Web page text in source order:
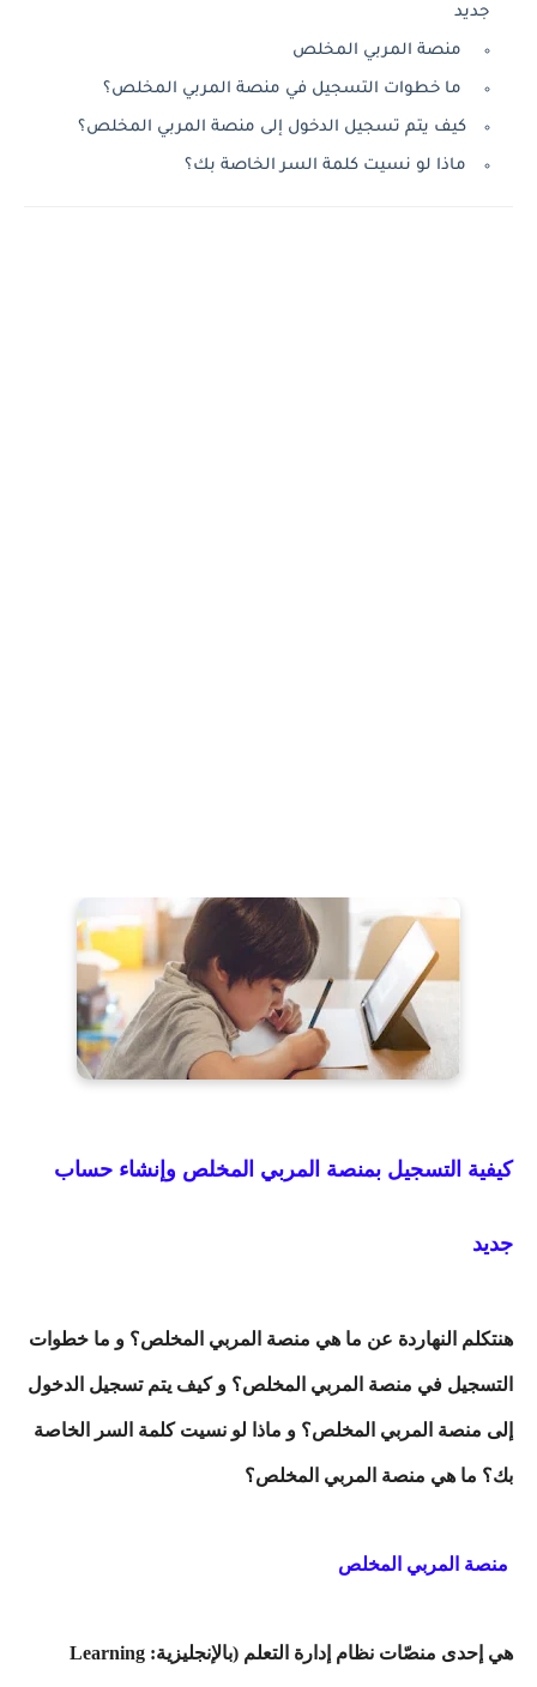
جديد
منصة المربي المخلص
ما خطوات التسجيل في منصة المربي المخلص؟
كيف يتم تسجيل الدخول إلى منصة المربي المخلص؟
ماذا لو نسيت كلمة السر الخاصة بك؟
كيفية التسجيل بمنصة المربي المخلص وإنشاء حساب
جديد
هنتكلم النهاردة عن ما هي منصة المربي المخلص؟ و ما خطوات
التسجيل في منصة المربي المخلص؟ و كيف يتم تسجيل الدخول
إلى منصة المربي المخلص؟ و ماذا لو نسيت كلمة السر الخاصة
بك؟ ما هي منصة المربي المخلص؟
منصة المربي المخلص
هي إحدى منصّات نظام إدارة التعلم (بالإنجليزية: Learning